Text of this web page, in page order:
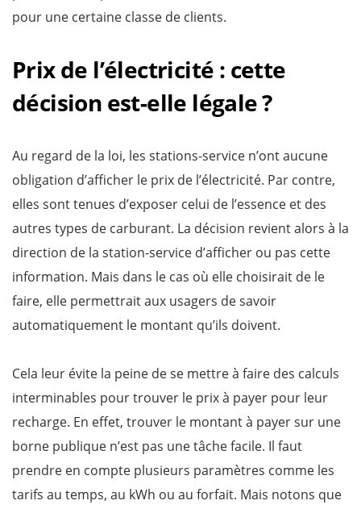
pour une certaine classe de clients.
Prix de l’électricité : cette
décision est-elle légale ?
Au regard de la loi, les stations-service n’ont aucune
obligation d’afficher le prix de l’électricité. Par contre,
elles sont tenues d’exposer celui de l’essence et des
autres types de carburant. La décision revient alors à la
direction de la station-service d’afficher ou pas cette
information. Mais dans le cas où elle choisirait de le
faire, elle permettrait aux usagers de savoir
automatiquement le montant qu’ils doivent.
Cela leur évite la peine de se mettre à faire des calculs
interminables pour trouver le prix à payer pour leur
recharge. En effet, trouver le montant à payer sur une
borne publique n’est pas une tâche facile. Il faut
prendre en compte plusieurs paramètres comme les
tarifs au temps, au kWh ou au forfait. Mais notons que